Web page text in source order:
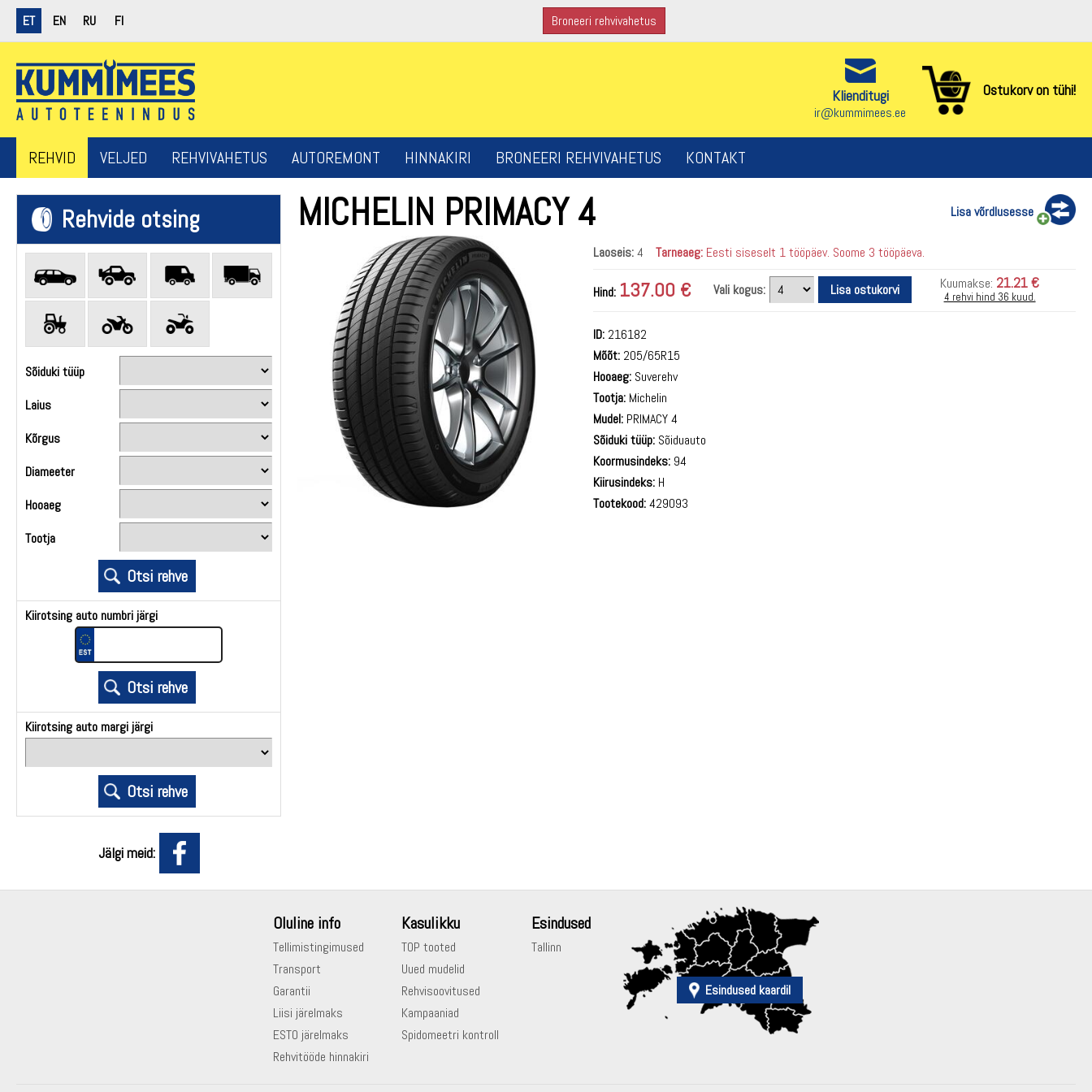
ET EN RU FI Broneeri rehvivahetus
Klienditugi
ir@kummimees.ee
Ostukorv on tühi!
REHVID VELJED REHVIVAHETUS AUTOREMONT HINNAKIRI BRONEERI REHVIVAHETUS KONTAKT
Rehvide otsing
Sõiduki tüüp
Laius
Kõrgus
Diameeter
Hooaeg
Tootja
Kiirotsing auto numbri järgi
Kiirotsing auto margi järgi
Jälgi meid:
MICHELIN PRIMACY 4 Lisa võrdlusesse
Laoseis:4 Tarneaeg: Eesti siseselt 1 tööpäev. Soome 3 tööpäeva.
Hind: 137.00 € Vali kogus: Kuumakse: 21.21 €
4 rehvi hind 36 kuud.
ID: 216182
Mõõt: 205/65R15
Hooaeg: Suverehv
Tootja: Michelin
Mudel: PRIMACY 4
Sõiduki tüüp: Sõiduauto
Koormusindeks: 94
Kiirusindeks: H
Tootekood:429093
Oluline info
Tellimistingimused
Transport
Garantii
Liisi järelmaks
ESTO järelmaks
Rehvitööde hinnakiri
Kasulikku
TOP tooted
Uued mudelid
Rehvisoovitused
Kampaaniad
Spidomeetri kontroll
Esindused
Tallinn
Esindused kaardil